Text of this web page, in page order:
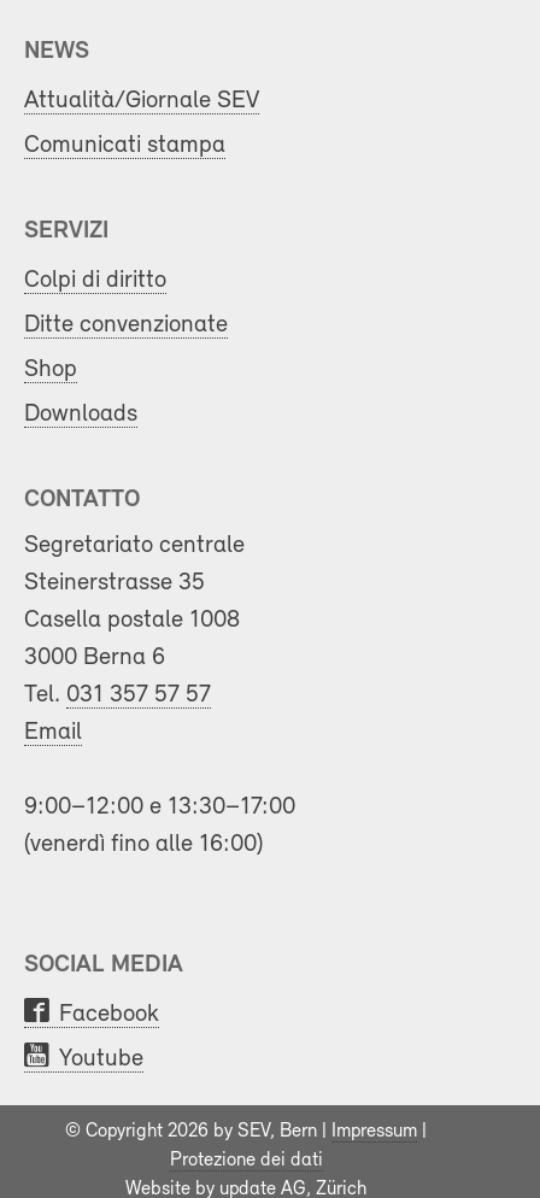
NEWS
Attualità/Giornale SEV
Comunicati stampa
SERVIZI
Colpi di diritto
Ditte convenzionate
Shop
Downloads
CONTATTO
Segretariato centrale
Steinerstrasse 35
Casella postale 1008
3000 Berna 6
Tel. 031 357 57 57
Email
9:00–12:00 e 13:30–17:00
(venerdì fino alle 16:00)
SOCIAL MEDIA
Facebook
Youtube
© Copyright 2026 by SEV, Bern | Impressum
Protezione dei dati
Website by update AG, Zürich